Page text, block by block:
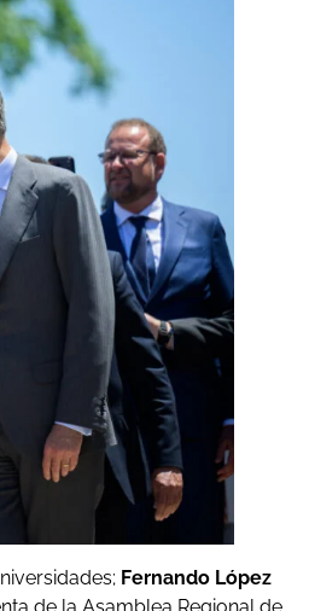
Fernando López